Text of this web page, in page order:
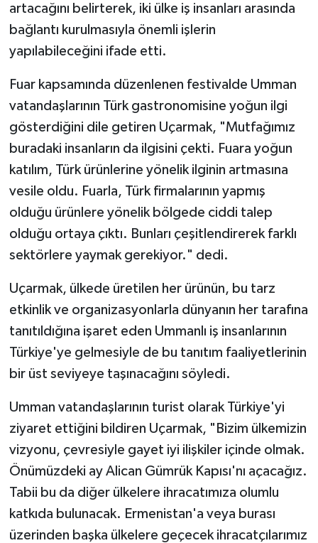
artacağını belirterek, iki ülke iş insanları arasında
bağlantı kurulmasıyla önemli işlerin
yapılabileceğini ifade etti.
Fuar kapsamında düzenlenen festivalde Umman
vatandaşlarının Türk gastronomisine yoğun ilgi
gösterdiğini dile getiren Uçarmak, "Mutfağımız
buradaki insanların da ilgisini çekti. Fuara yoğun
katılım, Türk ürünlerine yönelik ilginin artmasına
vesile oldu. Fuarla, Türk firmalarının yapmış
olduğu ürünlere yönelik bölgede ciddi talep
olduğu ortaya çıktı. Bunları çeşitlendirerek farklı
sektörlere yaymak gerekiyor." dedi.
Uçarmak, ülkede üretilen her ürünün, bu tarz
etkinlik ve organizasyonlarla dünyanın her tarafına
tanıtıldığına işaret eden Ummanlı iş insanlarının
Türkiye'ye gelmesiyle de bu tanıtım faaliyetlerinin
bir üst seviyeye taşınacağını söyledi.
Umman vatandaşlarının turist olarak Türkiye'yi
ziyaret ettiğini bildiren Uçarmak, "Bizim ülkemizin
vizyonu, çevresiyle gayet iyi ilişkiler içinde olmak.
Önümüzdeki ay Alican Gümrük Kapısı'nı açacağız.
Tabii bu da diğer ülkelere ihracatımıza olumlu
katkıda bulunacak. Ermenistan'a veya burası
üzerinden başka ülkelere geçecek ihracatçılarımız